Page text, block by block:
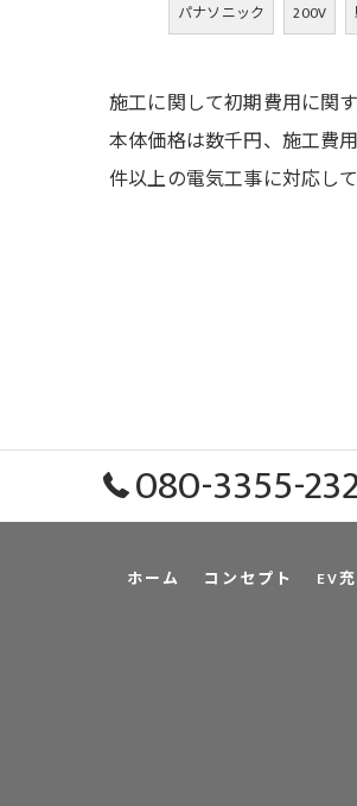
パナソニック 200V
施工に関して初期費用に関
本体価格は数千円、施工費
件以上の電気工事に対応し
080-3355-
ホーム コンセプト EV